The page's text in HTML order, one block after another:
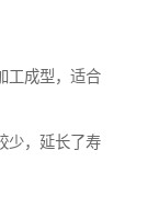
工成型，适合
少，延长了寿